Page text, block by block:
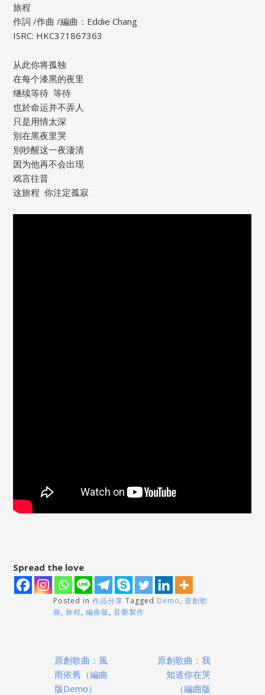
旅程
作詞 /作曲 /編曲：Eddie Chang
ISRC: HKC371867363
从此你将孤独
在每个漆黑的夜里
继续等待 ​ 等待
也於命运并不弄人
只是用情太深
別在黑夜里哭
別吵醒这一夜淒清
因为他再不会出现
戏言往昔
这旅程 ​ 你注定孤寂
Spread the love
Posted in 作品分享 Tagged Demo, 原創歌
曲, 旅程, 編曲版, 音樂製作
Post
navigation
原創歌曲：風
雨依舊（編曲
版Demo）
原創歌曲：我
知道你在哭
（編曲版